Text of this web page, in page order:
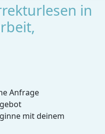
in
Anfrage
mit deinem